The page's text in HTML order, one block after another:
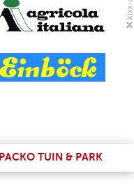
PACKO TUIN & PARK